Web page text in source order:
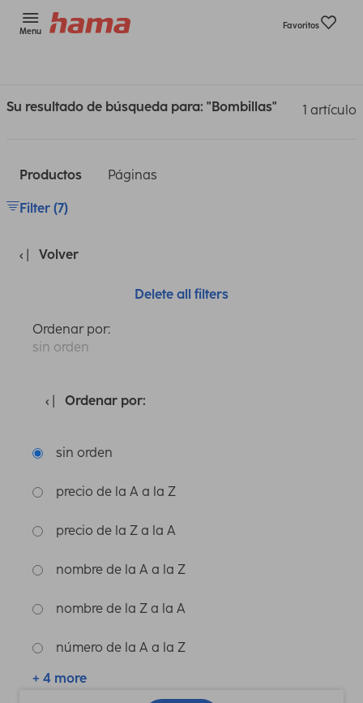
Menu
Favoritos
Su resultado de búsqueda para: "Bombillas" 1 artículo
Productos Páginas
Filter (7)
Volver
Delete all filters
Ordenar por:
sin orden
Ordenar por:
sin orden
precio de la A a la Z
precio de la Z a la A
nombre de la A a la Z
nombre de la Z a la A
número de la A a la Z
+ 4 more